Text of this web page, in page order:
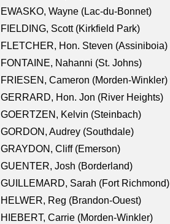
EWASKO, Wayne (Lac-du-Bonnet)
FIELDING, Scott (Kirkfield Park)
FLETCHER, Hon. Steven (Assiniboia)
FONTAINE, Nahanni (St. Johns)
FRIESEN, Cameron (Morden-Winkler)
GERRARD, Hon. Jon (River Heights)
GOERTZEN, Kelvin (Steinbach)
GORDON, Audrey (Southdale)
GRAYDON, Cliff (Emerson)
GUENTER, Josh (Borderland)
GUILLEMARD, Sarah (Fort Richmond)
HELWER, Reg (Brandon-Ouest)
HIEBERT, Carrie (Morden-Winkler)